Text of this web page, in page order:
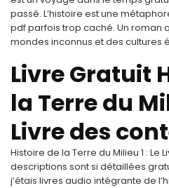
passé. L’histoire est une
pdf parfois trop caché. Un roman
mondes inconnus et des cultures
Livre Gratuit
la Terre du
Livre des
Histoire de la Terre du Milieu 1 : Le
descriptions sont si détaillées
j’étais livres audio intégrante de